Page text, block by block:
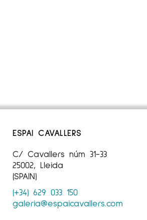
ESPAI CAVALLERS
C/ Cavallers núm 31-33
25002, Lleida
(SPAIN)
(+34) 629 033 150
galeria@espaicavallers.com